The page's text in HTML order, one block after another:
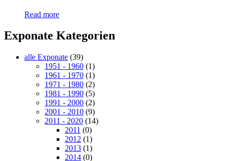
Read more
Exponate Kategorien
alle Exponate (39)
1951 - 1960 (1)
1961 - 1970 (1)
1971 - 1980 (2)
1981 - 1990 (5)
1991 - 2000 (2)
2001 - 2010 (9)
2011 - 2020 (14)
2011 (0)
2012 (1)
2013 (1)
2014 (0)